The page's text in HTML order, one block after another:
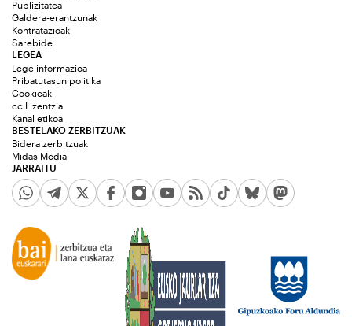
Publizitatea
Galdera-erantzunak
Kontratazioak
Sarebide
JARRAITU
LEGEA
Lege informazioa
Pribatutasun politika
Cookieak
cc Lizentzia
Kanal etikoa
BESTELAKO ZERBITZUAK
Bidera zerbitzuak
Midas Media